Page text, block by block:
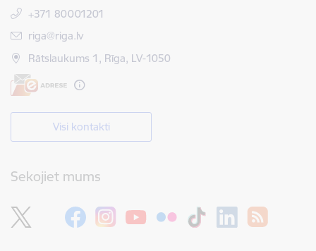
+371 80001201
E-pasts:
riga@riga.lv
Rātslaukums 1, Rīga, LV-1050
Visi kontakti
Sekojiet mums